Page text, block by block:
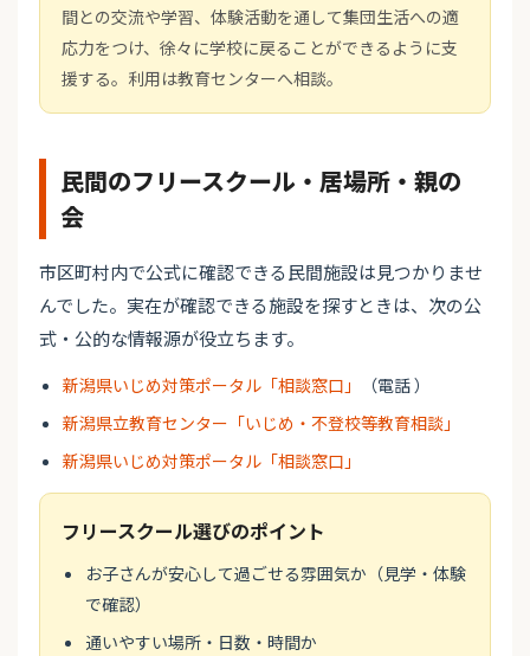
間との交流や学習、体験活動を通して集団生活への適
応力をつけ、徐々に学校に戻ることができるように支
援する。利用は教育センターへ相談。
民間のフリースクール・居場所・親の
会
市区町村内で公式に確認できる民間施設は見つかりませ
んでした。実在が確認できる施設を探すときは、次の公
式・公的な情報源が役立ちます。
新潟県いじめ対策ポータル「相談窓口」
（電話 ）
新潟県立教育センター「いじめ・不登校等教育相談」
新潟県いじめ対策ポータル「相談窓口」
フリースクール選びのポイント
お子さんが安心して過ごせる雰囲気か（見学・体験
で確認）
通いやすい場所・日数・時間か